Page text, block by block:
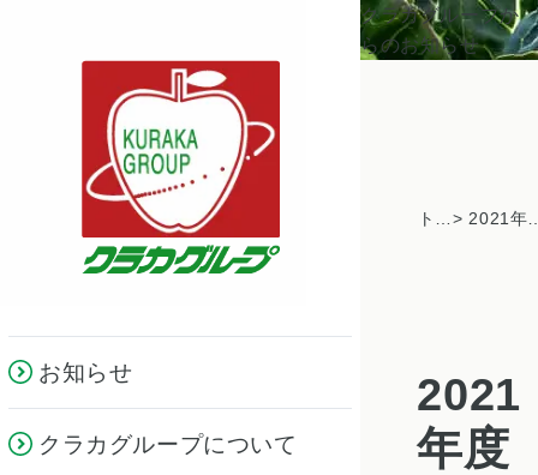
お知らせ
クラカグループについて
クラカグループか
らのお知らせ
トピックス一覧 > 2021年度内定
2021
年度